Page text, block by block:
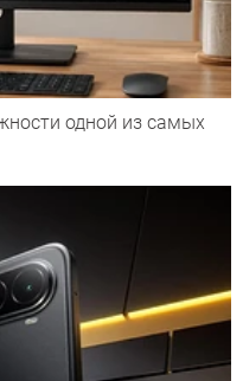
одной из самых